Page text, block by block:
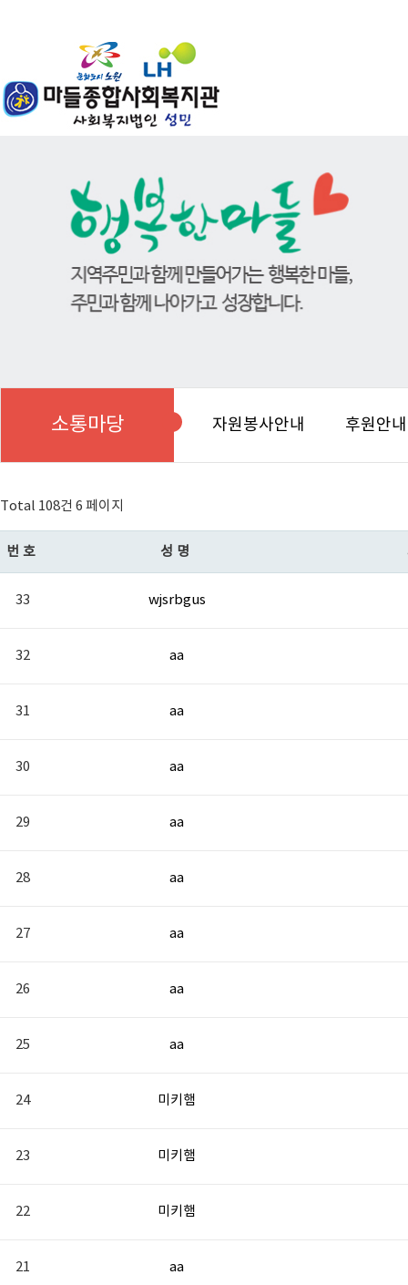
소통마당 자원봉사안내 후원안내
Total 108건 6 페이지
번호 성명
33 wjsrbgus
32 aa
31 aa
30 aa
29 aa
28 aa
27 aa
26 aa
25 aa
24 미키햄
23 미키햄
22 미키햄
21 aa